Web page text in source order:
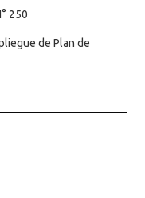
250
de Plan de